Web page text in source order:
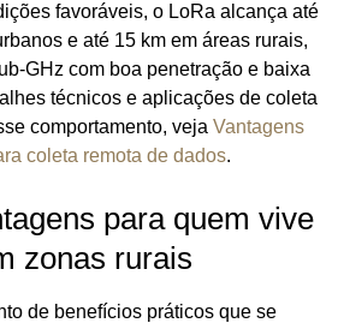
favoráveis, o LoRa alcança até
e até 15 km em áreas rurais,
com boa penetração e baixa
técnicos e aplicações de coleta
comportamento, veja Vantagens
coleta remota de dados.
para quem vive
zonas rurais
de benefícios práticos que se